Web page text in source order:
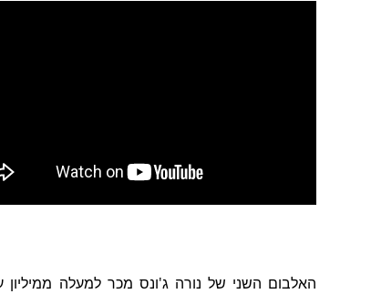
האלבום השני של נורה ג'ונס מכר למעלה